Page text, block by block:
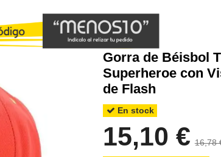
Gorra de Béisbol
Superheroe con
de Flash
En stock
15,10 € 16,78